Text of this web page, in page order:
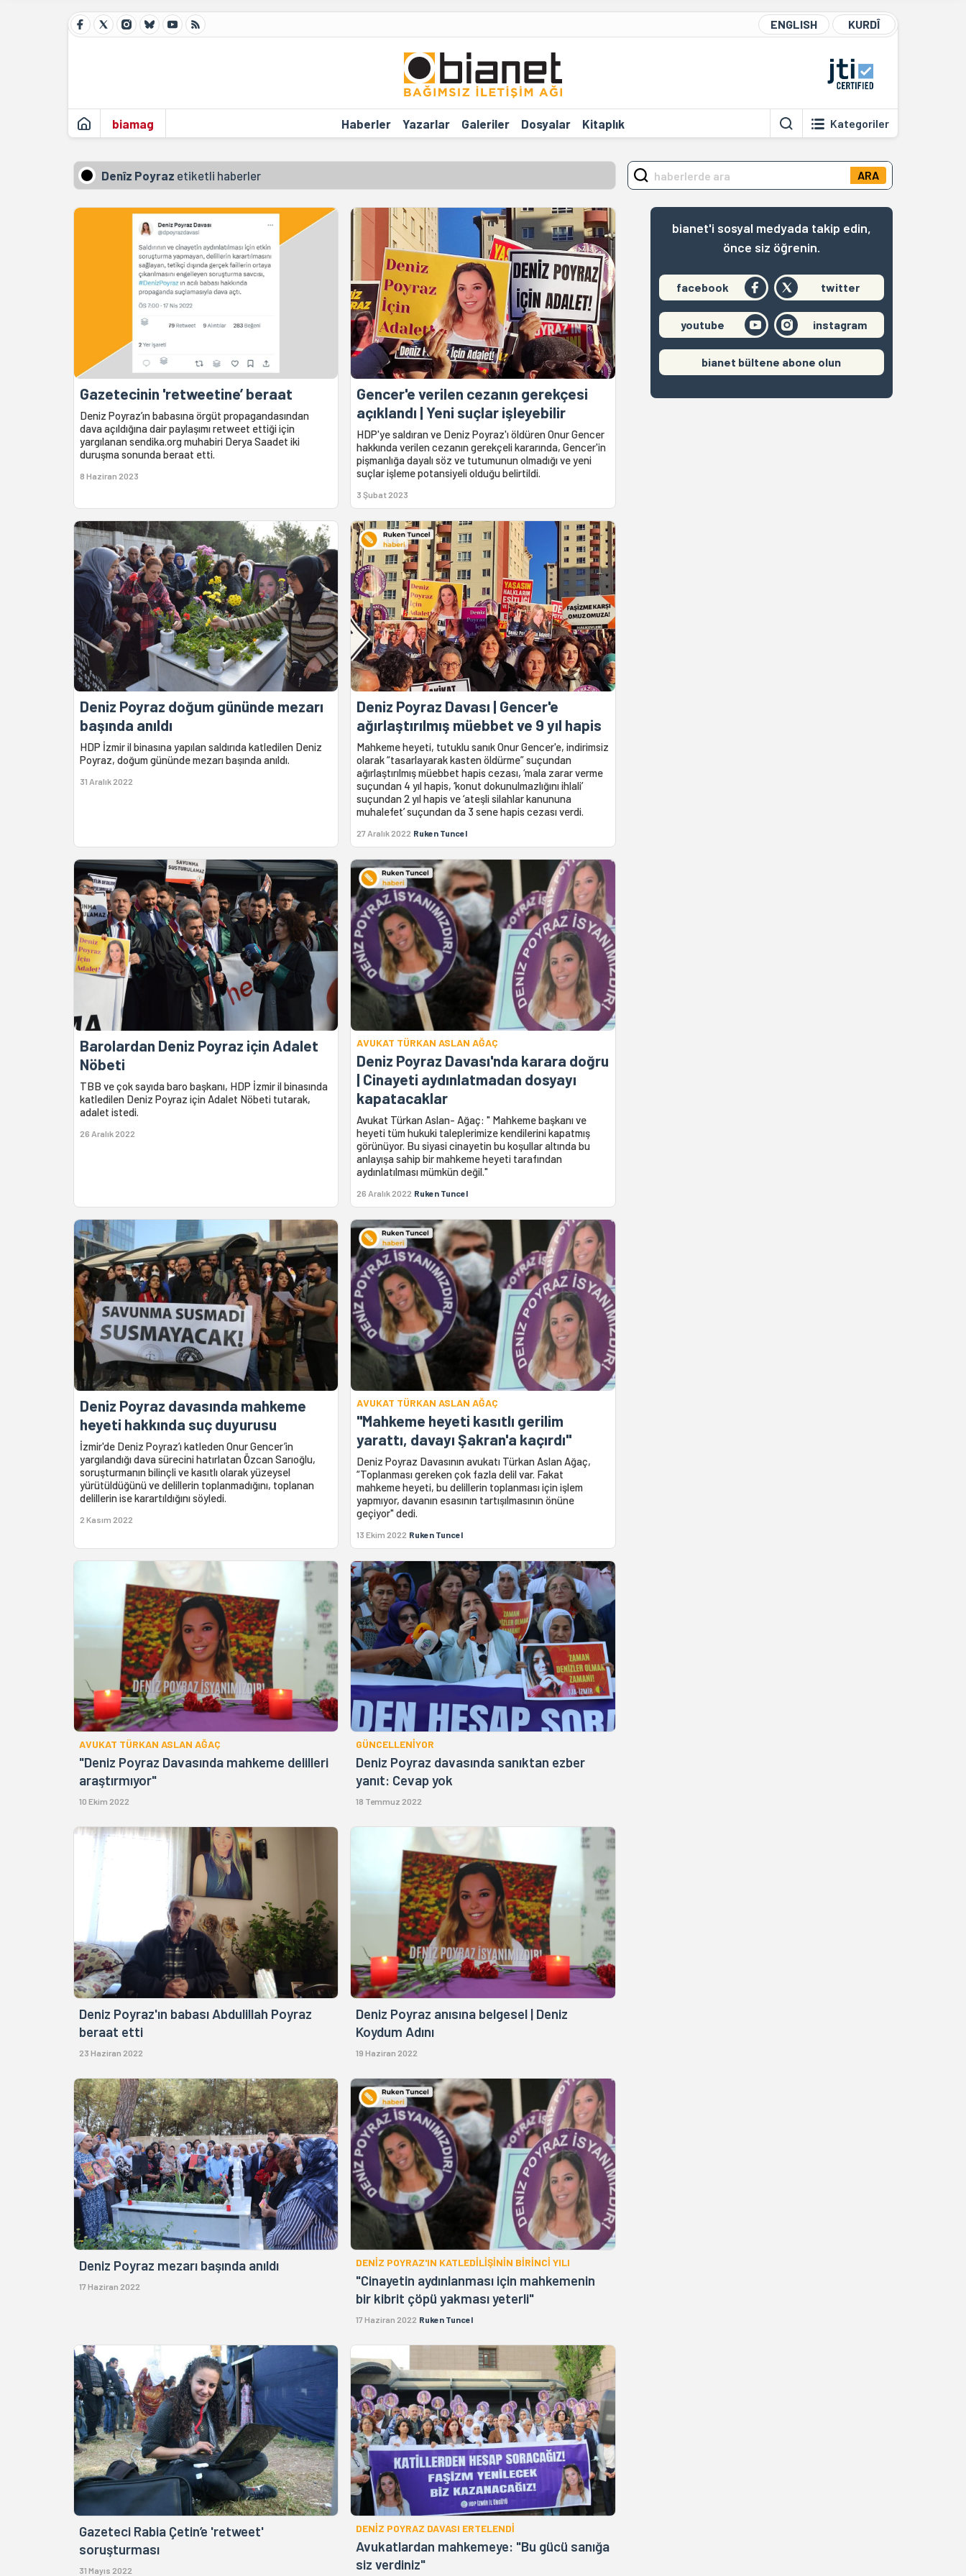
ENGLISH KURDÎ
biamag Haberler Yazarlar Galeriler Dosyalar Kitaplık Kategoriler
Denîz Poyraz etiketli haberler
Gazetecinin 'retweetine’ beraat
Deniz Poyraz’ın babasına örgüt propagandasından
dava açıldığına dair paylaşımı retweet ettiği için
yargılanan sendika.org muhabiri Derya Saadet iki
duruşma sonunda beraat etti.
8 Haziran 2023
Gencer'e verilen cezanın gerekçesi
açıklandı | Yeni suçlar işleyebilir
HDP'ye saldıran ve Deniz Poyraz'ı öldüren Onur Gencer
hakkında verilen cezanın gerekçeli kararında, Gencer'in
pişmanlığa dayalı söz ve tutumunun olmadığı ve yeni
suçlar işleme potansiyeli olduğu belirtildi.
3 Şubat 2023
Deniz Poyraz doğum gününde mezarı
başında anıldı
HDP İzmir il binasına yapılan saldırıda katledilen Deniz
Poyraz, doğum gününde mezarı başında anıldı.
31 Aralık 2022
Deniz Poyraz Davası | Gencer'e
ağırlaştırılmış müebbet ve 9 yıl hapis
Mahkeme heyeti, tutuklu sanık Onur Gencer'e, indirimsiz
olarak “tasarlayarak kasten öldürme” suçundan
ağırlaştırılmış müebbet hapis cezası, ‘mala zarar verme
suçundan 4 yıl hapis, ‘konut dokunulmazlığını ihlali’
suçundan 2 yıl hapis ve ‘ateşli silahlar kanununa
muhalefet’ suçundan da 3 sene hapis cezası verdi.
27 Aralık 2022 Ruken Tuncel
Barolardan Deniz Poyraz için Adalet
Nöbeti
TBB ve çok sayıda baro başkanı, HDP İzmir il binasında
katledilen Deniz Poyraz için Adalet Nöbeti tutarak,
adalet istedi.
26 Aralık 2022
AVUKAT TÜRKAN ASLAN AĞAÇ
Deniz Poyraz Davası'nda karara doğru
| Cinayeti aydınlatmadan dosyayı
kapatacaklar
Avukat Türkan Aslan- Ağaç: " Mahkeme başkanı ve
heyeti tüm hukuki taleplerimize kendilerini kapatmış
görünüyor. Bu siyasi cinayetin bu koşullar altında bu
anlayışa sahip bir mahkeme heyeti tarafından
aydınlatılması mümkün değil."
26 Aralık 2022 Ruken Tuncel
Deniz Poyraz davasında mahkeme
heyeti hakkında suç duyurusu
İzmir'de Deniz Poyraz’ı katleden Onur Gencer’in
yargılandığı dava sürecini hatırlatan Özcan Sarıoğlu,
soruşturmanın bilinçli ve kasıtlı olarak yüzeysel
yürütüldüğünü ve delillerin toplanmadığını, toplanan
delillerin ise karartıldığını söyledi.
2 Kasım 2022
AVUKAT TÜRKAN ASLAN AĞAÇ
"Mahkeme heyeti kasıtlı gerilim
yarattı, davayı Şakran'a kaçırdı"
Deniz Poyraz Davasının avukatı Türkan Aslan Ağaç,
“Toplanması gereken çok fazla delil var. Fakat
mahkeme heyeti, bu delillerin toplanması için işlem
yapmıyor, davanın esasının tartışılmasının önüne
geçiyor" dedi.
13 Ekim 2022 Ruken Tuncel
AVUKAT TÜRKAN ASLAN AĞAÇ
"Deniz Poyraz Davasında mahkeme delilleri
araştırmıyor"
10 Ekim 2022
GÜNCELLENİYOR
Deniz Poyraz davasında sanıktan ezber
yanıt: Cevap yok
18 Temmuz 2022
Deniz Poyraz'ın babası Abdulillah Poyraz
beraat etti
23 Haziran 2022
Deniz Poyraz anısına belgesel | Deniz
Koydum Adını
19 Haziran 2022
Deniz Poyraz mezarı başında anıldı
17 Haziran 2022
DENİZ POYRAZ'IN KATLEDİLİŞİNİN BİRİNCİ YILI
"Cinayetin aydınlanması için mahkemenin
bir kibrit çöpü yakması yeterli"
17 Haziran 2022 Ruken Tuncel
Gazeteci Rabia Çetin’e 'retweet'
soruşturması
31 Mayıs 2022
DENİZ POYRAZ DAVASI ERTELENDİ
Avukatlardan mahkemeye: "Bu gücü sanığa
siz verdiniz"
ARA
bianet'i sosyal medyada takip edin,
önce siz öğrenin.
facebook twitter
youtube instagram
bianet bültene abone olun